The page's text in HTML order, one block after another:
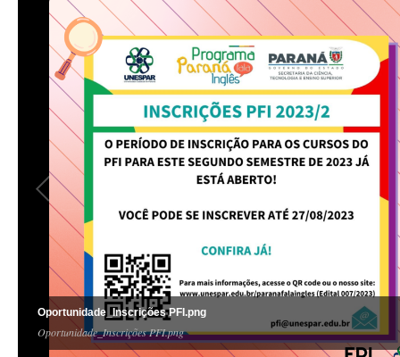
Oportunidade_Inscrições PFI.png
Oportunidade_Inscrições PFI.png